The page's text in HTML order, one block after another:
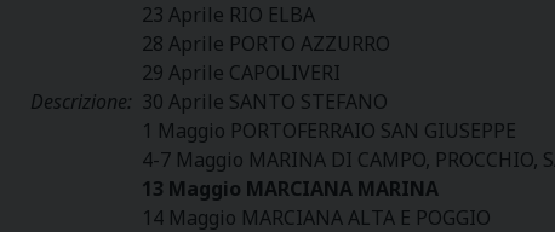
Descrizione:
23 Aprile RIO ELBA
28 Aprile PORTO AZZURRO
29 Aprile CAPOLIVERI
30 Aprile SANTO STEFANO
1 Maggio PORTOFERRAIO SAN GIUSEPPE
4-7 Maggio MARINA DI CAMPO, PROCCHIO,
13 Maggio MARCIANA MARINA
14 Maggio MARCIANA ALTA E POGGIO